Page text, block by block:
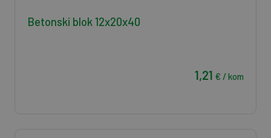
Betonski blok 12x20x40
1,21 € / kom